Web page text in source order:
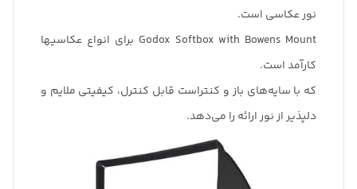
نور عکاسی است.
Godox Softbox with Bowens Mount برای انواع عکاسیها
کارآمد است.
که با سایه‌های باز و کنتراست قابل کنترل، کیفیتی ملایم و
دلپذیر از نور ارائه را می‌دهد.